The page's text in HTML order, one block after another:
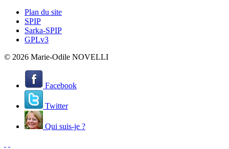
Plan du site
SPIP
Sarka-SPIP
GPLv3
© 2026 Marie-Odile NOVELLI
Facebook
Twitter
Qui suis-je ?